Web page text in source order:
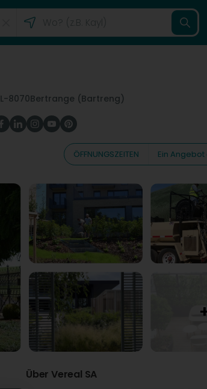
L-8070Bertrange (Bartreng)
ÖFFNUNGSZEITEN Ein
Über Vereal SA